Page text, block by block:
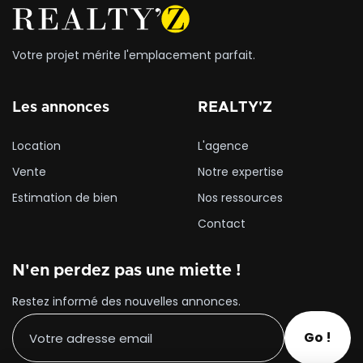
Votre projet mérite l'emplacement parfait.
Les annonces
Location
Vente
Estimation de bien
REALTY'Z
L'agence
Notre expertise
Nos ressources
Contact
N'en perdez pas une miette !
Restez informé des nouvelles annonces.